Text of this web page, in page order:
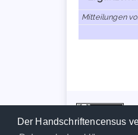
Der Handschriftencensus
Mitteilungen